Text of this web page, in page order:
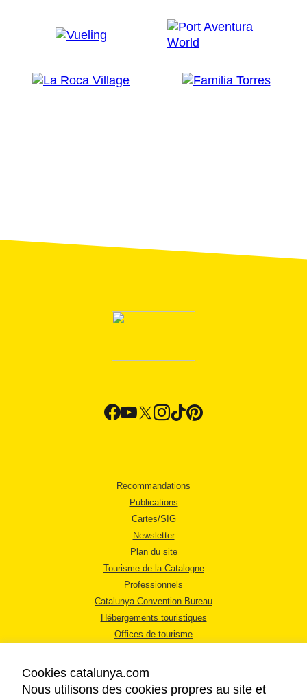
Recommandations
Publications
Cartes/SIG
Newsletter
Plan du site
Tourisme de la Catalogne
Professionnels
Catalunya Convention Bureau
Hébergements touristiques
Offices de tourisme
Cookies catalunya.com
Nous utilisons des cookies propres au site et